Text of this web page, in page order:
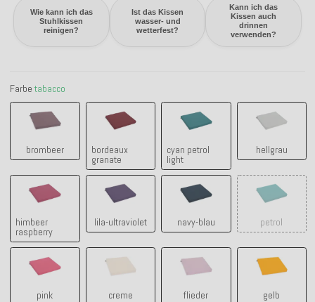
Wie kann ich das
Stuhlkissen
reinigen?
Ist das Kissen
wasser- und
wetterfest?
Kann ich das
Kissen auch
drinnen
verwenden?
Farbe tabacco
brombeer
brombeer
bordeaux
granate
bordeaux granate
cyan petrol
light
cyan petrol light
hellgrau
hellgrau
himbeer
raspberry
himbeer raspberry
lila-ultraviolet
lila-ultraviolet
navy-blau
navy-blau
petrol
petrol
pink
pink
creme
creme
flieder
flieder
gelb
gelb